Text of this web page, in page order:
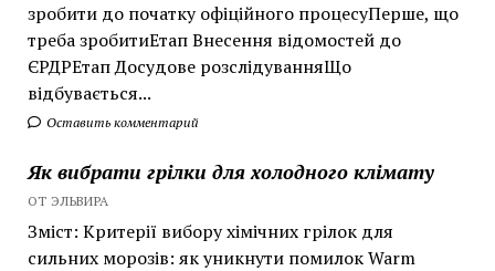
зробити до початку офіційного процесуПерше, що
треба зробитиЕтап Внесення відомостей до
ЄРДРЕтап Досудове розслідуванняЩо
відбувається...
Оставить комментарий
Як вибрати грілки для холодного клімату
ОТ ЭЛЬВИРА
Зміст: Критерії вибору хімічних грілок для
сильних морозів: як уникнути помилок Warm